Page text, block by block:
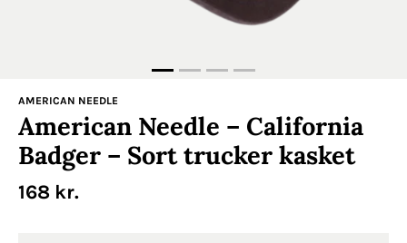
AMERICAN NEEDLE
American Needle – California
Badger – Sort trucker kasket
168 kr.